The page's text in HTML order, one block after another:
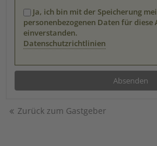
Ja, ich bin mit der Speicherung
personenbezogenen Daten für diese
einverstanden.
Datenschutzrichtlinien
Zurück zum Gastgeber